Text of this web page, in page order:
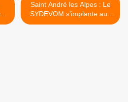
Saint André les Alpes : Le
SYDEVOM s’implante aux
Iscles >